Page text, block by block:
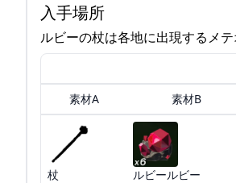
入手場所
ルビーの杖は各地に出現するメ
素材A
素材B
杖 ルビールビー